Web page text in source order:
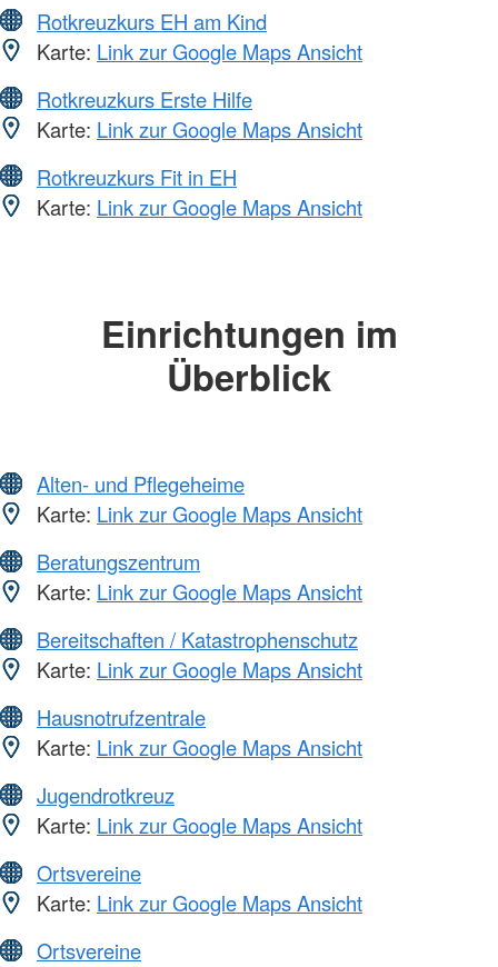
Rotkreuzkurs EH am Kind
Karte: Link zur Google Maps Ansicht
Rotkreuzkurs Erste Hilfe
Karte: Link zur Google Maps Ansicht
Rotkreuzkurs Fit in EH
Karte: Link zur Google Maps Ansicht
Einrichtungen im
Überblick
Alten- und Pflegeheime
Karte: Link zur Google Maps Ansicht
Beratungszentrum
Karte: Link zur Google Maps Ansicht
Bereitschaften / Katastrophenschutz
Karte: Link zur Google Maps Ansicht
Hausnotrufzentrale
Karte: Link zur Google Maps Ansicht
Jugendrotkreuz
Karte: Link zur Google Maps Ansicht
Ortsvereine
Karte: Link zur Google Maps Ansicht
Ortsvereine